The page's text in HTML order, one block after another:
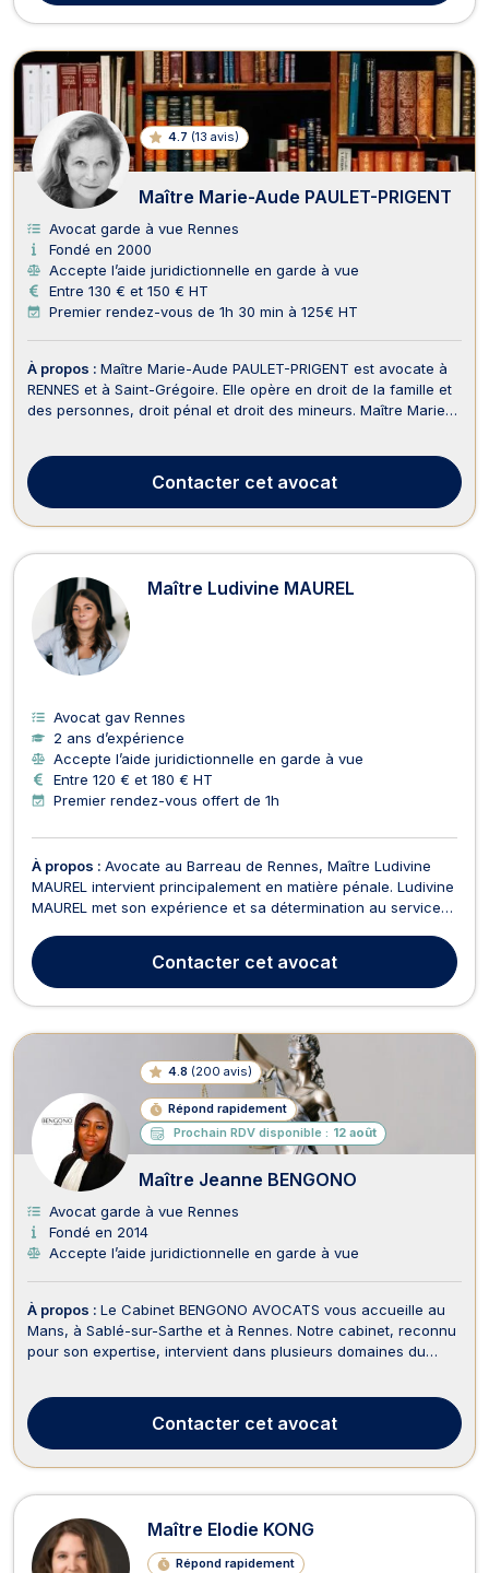
4.7 (13 avis)
Maître Marie-Aude PAULET-PRIGENT
Avocat garde à vue Rennes
Fondé en 2000
Accepte l’aide juridictionnelle en garde à vue
Entre 130 € et 150 € HT
Premier rendez-vous de 1h 30 min à 125€ HT
À propos : Maître Marie-Aude PAULET-PRIGENT est avocate à
RENNES et à Saint-Grégoire. Elle opère en droit de la famille et
des personnes, droit pénal et droit des mineurs. Maître Marie-
séparation et de demande de pension ...
Contacter cet avocat
Maître Ludivine MAUREL
Avocat gav Rennes
2 ans d’expérience
Accepte l’aide juridictionnelle en garde à vue
Entre 120 € et 180 € HT
Premier rendez-vous offert de 1h
À propos : Avocate au Barreau de Rennes, Maître Ludivine
MAUREL intervient principalement en matière pénale. Ludivine
MAUREL met son expérience et sa détermination au service
cause dans le cadre d'une procédure pénale. Le cabinet
vous accompagne à chaque étape de la procéd...
Contacter cet avocat
4.8 (200 avis)
Répond rapidement
Prochain RDV disponible : 12 août
Maître Jeanne BENGONO
Avocat garde à vue Rennes
Fondé en 2014
Accepte l’aide juridictionnelle en garde à vue
À propos : Le Cabinet BENGONO AVOCATS vous accueille au
Mans, à Sablé-sur-Sarthe et à Rennes. Notre cabinet, reconnu
pour son expertise, intervient dans plusieurs domaines du
AVOCATS accepte l’aide juridictionnelle ...
Contacter cet avocat
Maître Elodie KONG
Répond rapidement